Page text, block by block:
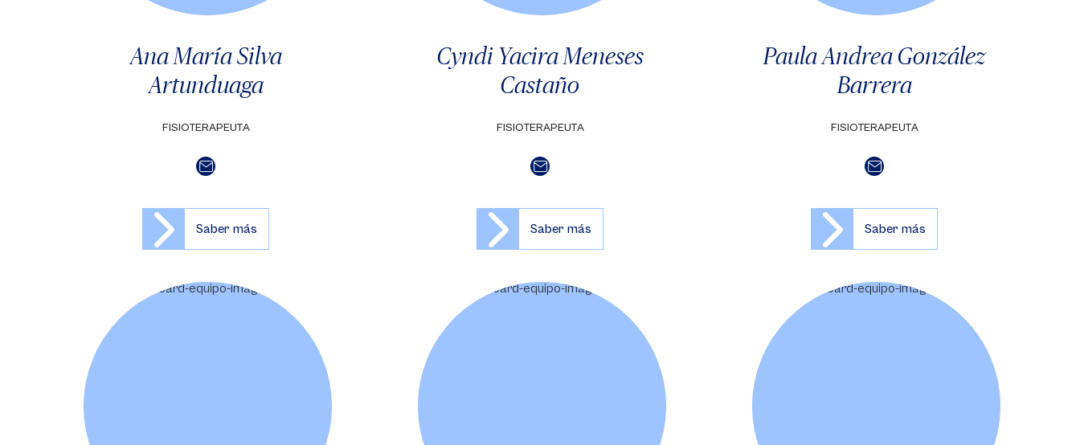
Ana María Silva
Artunduaga
FISIOTERAPEUTA
Saber más
Cyndi Yacira Meneses
Castaño
FISIOTERAPEUTA
Saber más
Paula Andrea González
Barrera
FISIOTERAPEUTA
Saber más